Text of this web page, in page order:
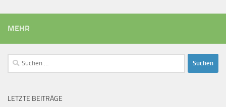
MEHR
Suchen
nach:
LETZTE BEITRÄGE